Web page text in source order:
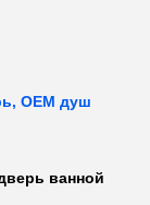
OEM душ
ванной